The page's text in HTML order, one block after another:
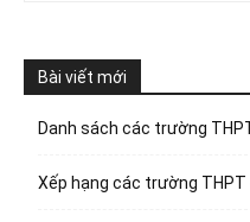
Bài viết mới
Danh sách các trường
Xếp hạng các trường